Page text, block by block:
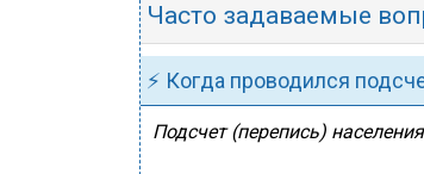
Часто задаваемые
⚡ Когда проводился
Подсчет (перепись)